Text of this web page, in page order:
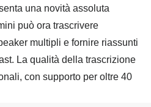
una novità assoluta
può ora trascrivere
multipli e fornire riassunti
La qualità della trascrizione
con supporto per oltre 40